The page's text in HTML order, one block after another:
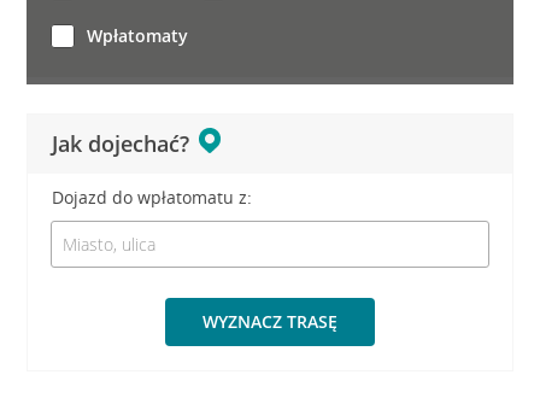
Jak dojechać?
Dojazd do wpłatomatu z:
WYZNACZ TRASĘ
Wpłatomaty